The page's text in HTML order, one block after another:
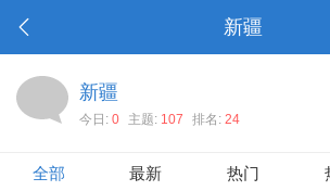
新疆
新疆
今日: 0 主题: 107 排名: 24
全部 最新 热门